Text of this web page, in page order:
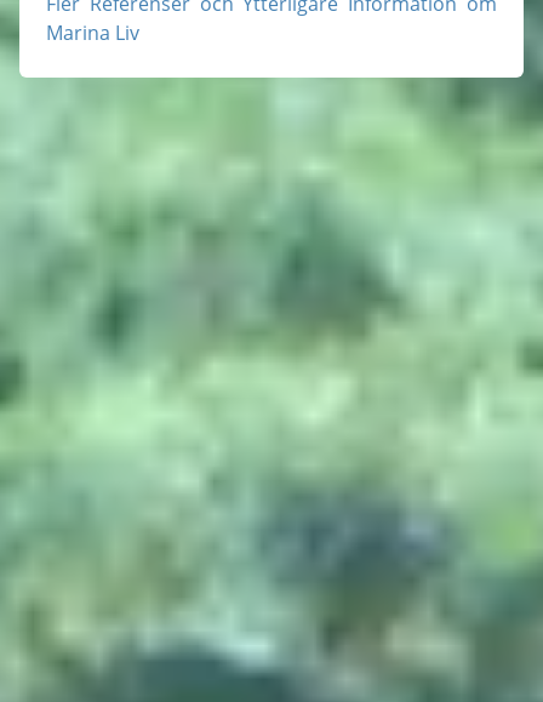
Marina Liv